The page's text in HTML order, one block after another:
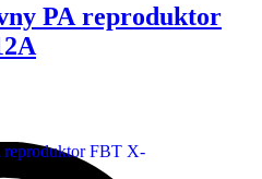
PA reproduktor